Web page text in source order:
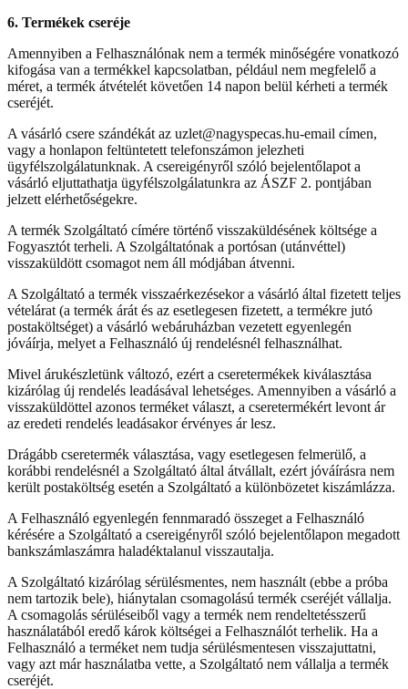
6. Termékek cseréje
Amennyiben a Felhasználónak nem a termék minőségére vonatkozó
kifogása van a termékkel kapcsolatban, például nem megfelelő a
méret, a termék átvételét követően 14 napon belül kérheti a termék
cseréjét.
A vásárló csere szándékát az uzlet@nagyspecas.hu-email címen,
vagy a honlapon feltüntetett telefonszámon jelezheti
ügyfélszolgálatunknak. A csereigényről szóló bejelentőlapot a
vásárló eljuttathatja ügyfélszolgálatunkra az ÁSZF 2. pontjában
jelzett elérhetőségekre.
A termék Szolgáltató címére történő visszaküldésének költsége a
Fogyasztót terheli. A Szolgáltatónak a portósan (utánvéttel)
visszaküldött csomagot nem áll módjában átvenni.
A Szolgáltató a termék visszaérkezésekor a vásárló által fizetett teljes
vételárat (a termék árát és az esetlegesen fizetett, a termékre jutó
postaköltséget) a vásárló webáruházban vezetett egyenlegén
jóváírja, melyet a Felhasználó új rendelésnél felhasználhat.
Mivel árukészletünk változó, ezért a cseretermékek kiválasztása
kizárólag új rendelés leadásával lehetséges. Amennyiben a vásárló a
visszaküldöttel azonos terméket választ, a cseretermékért levont ár
az eredeti rendelés leadásakor érvényes ár lesz.
Drágább cseretermék választása, vagy esetlegesen felmerülő, a
korábbi rendelésnél a Szolgáltató által átvállalt, ezért jóváírásra nem
került postaköltség esetén a Szolgáltató a különbözetet kiszámlázza.
A Felhasználó egyenlegén fennmaradó összeget a Felhasználó
kérésére a Szolgáltató a csereigényről szóló bejelentőlapon megadott
bankszámlaszámra haladéktalanul visszautalja.
A Szolgáltató kizárólag sérülésmentes, nem használt (ebbe a próba
nem tartozik bele), hiánytalan csomagolású termék cseréjét vállalja.
A csomagolás sérüléseiből vagy a termék nem rendeltetésszerű
használatából eredő károk költségei a Felhasználót terhelik. Ha a
Felhasználó a terméket nem tudja sérülésmentesen visszajuttatni,
vagy azt már használatba vette, a Szolgáltató nem vállalja a termék
cseréjét.